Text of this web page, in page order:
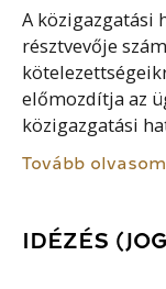
A közigazgatási
résztvevője
előmozdítja az
közigazgatási
Tovább olvasom
IDÉZÉS